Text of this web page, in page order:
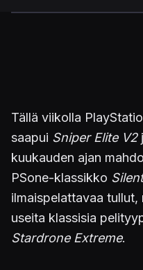
Tällä viikolla
saapui Sniper Elite V2
kuukauden ajan
PSone-klassikko
ilmaispelattavaa
useita klassisia
Stardrone Extreme.